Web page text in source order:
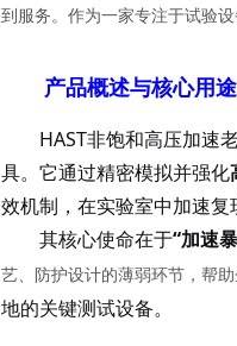
到服务。作为一家专注于试验
产品概述与核心用途
HAST非饱和高压加速
具。它通过精密模拟并强化
效机制，在实验室中加速复
其核心使命在于“加速
艺、防护设计的薄弱环节，帮
地的关键测试设备。